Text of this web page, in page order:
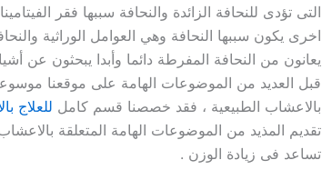
التى تؤدى للنحافة الزائدة والنحافة سببها فقر
اخرى يكون سببها النحافة وهي العوامل الوراثية
يعانون من النحافة المفرطة دائما وأبدا يبحثون عن
قبل العديد من الموضوعات الهامة على موقعنا موسوعة
بالاعشاب الطبيعية ، فقد خصصنا قسم كامل للعلاج
تقديم المذيد من الموضوعات الهامة المتعلقة
تساعد فى زيادة الوزن .